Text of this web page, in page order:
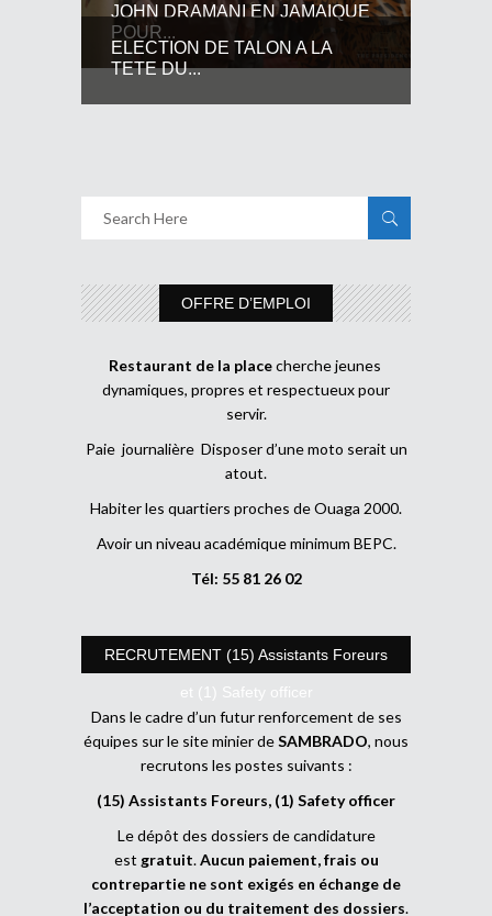
JOHN DRAMANI EN JAMAIQUE
POUR...
ELECTION DE TALON A LA
TETE DU...
OFFRE D’EMPLOI
Restaurant de la placecherche jeunes
dynamiques, propres et respectueux pour
servir.
Paie journalière Disposer d’une moto serait un
atout.
Habiter les quartiers proches de Ouaga 2000.
Avoir un niveau académique minimum BEPC.
Tél: 55 81 26 02
RECRUTEMENT (15) Assistants Foreurs
et (1) Safety officer
Dans le cadre d’un futur renforcement de ses
équipes sur le site minier deSAMBRADO, nous
recrutons les postes suivants :
(15) Assistants Foreurs, (1) Safety officer
Le dépôt des dossiers de candidature
est gratuit.Aucun paiement, frais ou
contrepartie ne sont exigés en échange de
l’acceptation ou du traitement des dossiers.